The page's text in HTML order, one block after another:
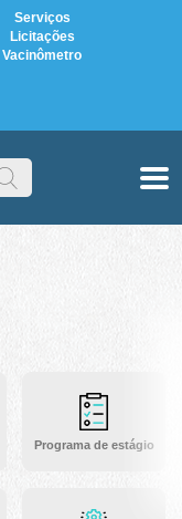
Serviços
Licitações
Vacinômetro
Programa de estágio